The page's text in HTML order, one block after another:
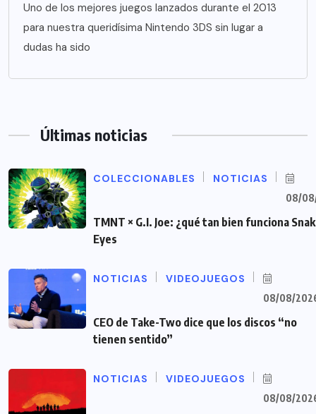
Uno de los mejores juegos lanzados durante el 2013
para nuestra queridísima Nintendo 3DS sin lugar a
dudas ha sido
Últimas noticias
COLECCIONABLES NOTICIAS
08/
TMNT × G.I. Joe: ¿qué tan bien funciona
Eyes
NOTICIAS VIDEOJUEGOS
08/08/
CEO de Take-Two dice que los discos “no
tienen sentido”
NOTICIAS VIDEOJUEGOS
08/08/